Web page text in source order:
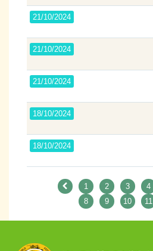
21/10/2024
21/10/2024
21/10/2024
18/10/2024
18/10/2024
1 2 3 4
8
9 10 11